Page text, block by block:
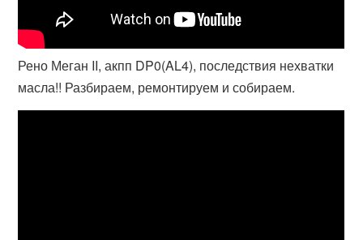
Рено Меган II, акпп DP0(AL4), последствия нехватки
масла!! Разбираем, ремонтируем и собираем.